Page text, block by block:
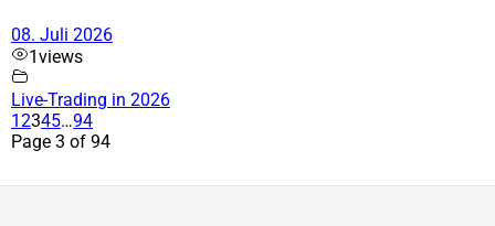
08. Juli 2026
1views
Live-Trading in 2026
12345…94
Page 3 of 94